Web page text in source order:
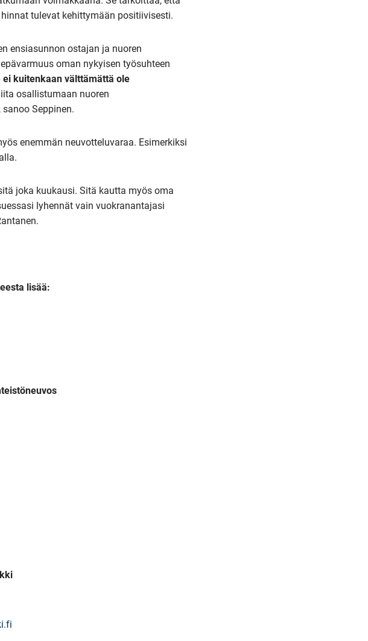
tulevat kehittymään positiivisesti.
ensiasunnon ostajan ja nuoren
oman nykyisen työsuhteen
kuitenkaan välttämättä ole
osallistumaan nuoren
Seppinen.
enemmän neuvotteluvaraa. Esimerkiksi
joka kuukausi. Sitä kautta myös oma
lyhennät vain vuokranantajasi
lisää: